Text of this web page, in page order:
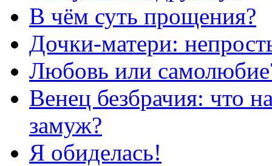
В чём суть прощения?
Дочки-матери:
Любовь или
Венец безбрачия: что
замуж?
Я обиделась!